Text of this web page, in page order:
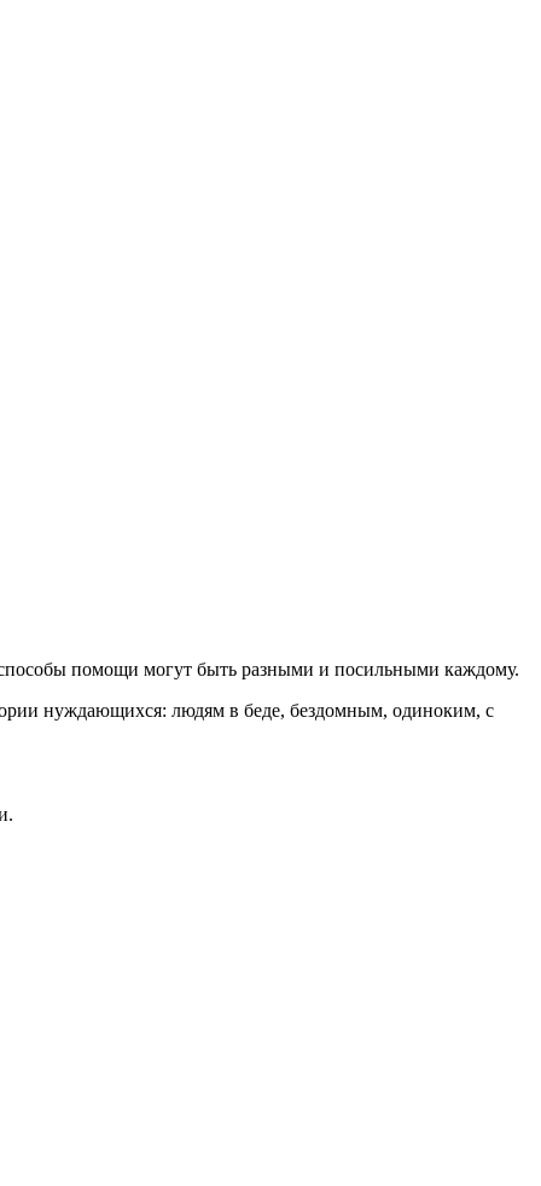
помощи могут быть разными и посильными каждому.
нуждающихся: людям в беде, бездомным, одиноким, с